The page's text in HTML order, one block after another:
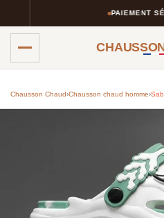
PAIEMENT
Chausson Chaud›Chausson chaud homme​›